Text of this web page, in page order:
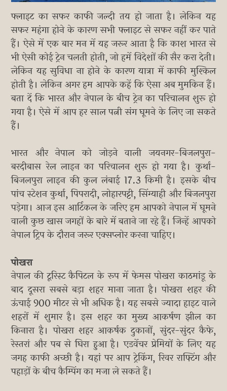
फ्लाइट का सफर काफी जल्दी तय हो जाता है। लेकिन यह
सफर महंगा होने के कारण सभी फ्लाइट से सफर नहीं कर पाते
हैं। ऐसे में एक बार मन में यह जरूर आता है कि काश भारत से
भी ऐसी कोई ट्रेन चलती होती, जो हमें विदेशों की सैर करा देती।
लेकिन यह सुविधा ना होने के कारण यात्रा में काफी मुश्किल
होती है। लेकिन अगर हम आपके कहें कि ऐसा अब मुमकिन हैं।
बता दें कि भारत और नेपाल के बीच ट्रेन का परिचालन शुरू हो
गया है। ऐसे में आप हर साल पत्नी संग घूमने के लिए जा सकते
हैं।
भारत और नेपाल को जोड़ने वाली जयनगर-बिजलपुरा-
बरदीबास रेल लाइन का परिचालन शुरू हो गया है। कुर्था-
बिजलपुरा लाइन की कुल लंबाई 17.3 किमी है। इसके बीच
पांच स्टेशन कुर्था, पिपरादी, लोहारपट्टी, सिंग्याही और बिजलपुरा
पड़ेगा। आज इस आर्टिकल के जरिए हम आपको नेपाल में घूमने
वाली कुछ खास जगहों के बारे में बताने जा रहे हैं। जिन्हें आपको
नेपाल ट्रिप के दौरान जरूर एक्सप्लोर करना चाहिए।
पोखरा ​
नेपा​ल की टूरिस्ट कैपिटल के रूप में फेमस पोखरा काठमांडू के
बाद दूसरा सबसे बड़ा शहर माना जाता है। पोखरा शहर की
ऊंचाई 900 मीटर से भी अधिक है। यह सबसे ज्यादा हाइट वाले
शहरों में शुमार है। इस शहर का मुख्य आकर्षण झील का
किनारा है। पोखरा शहर आकर्षक दुकानों, सुंदर-सुंदर कैफे,
रेस्तरां और पब से घिरा हुआ है। एडवेंचर प्रेमियों के लिए यह
जगह काफी अच्छी है। यहां पर आप ट्रेकिंग, रिवर राफ्टिंग और
पहाड़ों के बीच कैम्पिंग का मजा ले सकते हैं।